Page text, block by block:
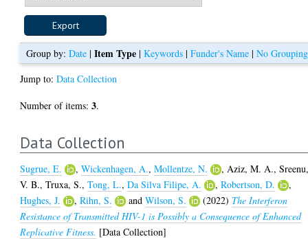
Group by:Date |Item Type |Keywords |Funder's Name |No Grouping
Jump to:Data Collection
Number of items:3.
Data Collection
Sugrue, E. ,Wickenhagen, A.,Mollentze, N. , Aziz, M. A.,
V. B.,Truxa, S.,Tong, L.,Da Silva Filipe, A. ,Robertson, D.
,
Hughes, J.
,Rihn, S. andWilson, S. (2022) The Interferon
Resistance of Transmitted HIV-1 is Possibly a Consequence of Enhanced
Replicative Fitness. [Data Collection]